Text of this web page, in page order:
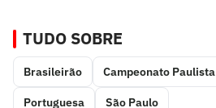
TUDO SOBRE
Brasileirão Campeonato Paulista
Portuguesa São Paulo